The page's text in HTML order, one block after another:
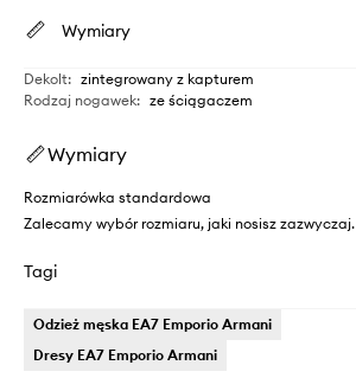
Wymiary
Dekolt: zintegrowany z kapturem
Rodzaj nogawek: ze ściągaczem
Wymiary
Rozmiarówka standardowa
Zalecamy wybór rozmiaru, jaki nosisz zazwyczaj.
Tagi
Odzież męska EA7 Emporio Armani
Dresy EA7 Emporio Armani